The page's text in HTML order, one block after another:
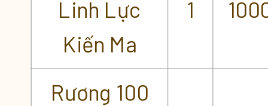
Linh Lực
Kiến Ma
1
Rương 100